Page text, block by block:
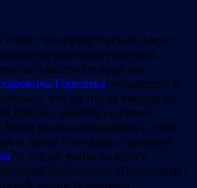
что автор письма после
работала учителем
известного многим
Горелика, уехавшего в
что он после выхода на
школах, некоторое время
репатриировалась в 1994-
и вдруг я услышал знакомое
, и что он написал книгу,
библиотеке Иерусалима.